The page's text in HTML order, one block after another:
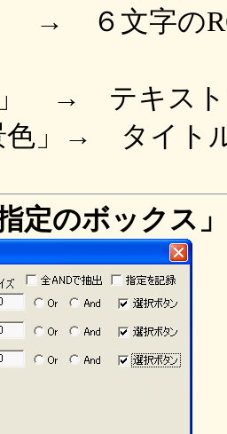
→ ６文字の
」 → テキスト
色」→ タイト
定のボックス